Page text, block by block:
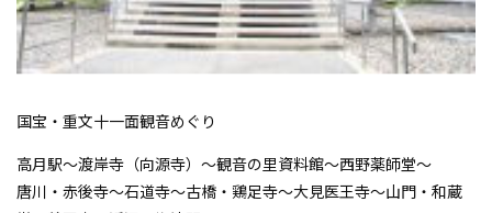
国宝・重文十一面観音めぐり
高月駅〜渡岸寺（向源寺）〜観音の里資料館〜西野薬師堂〜
唐川・赤後寺〜石道寺〜古橋・鶏足寺〜大見医王寺〜山門・和蔵